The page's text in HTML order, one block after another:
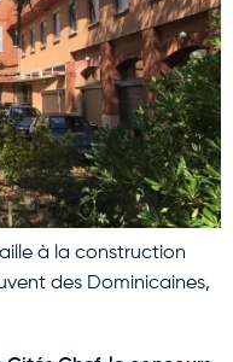
à la construction
des Dominicaines,